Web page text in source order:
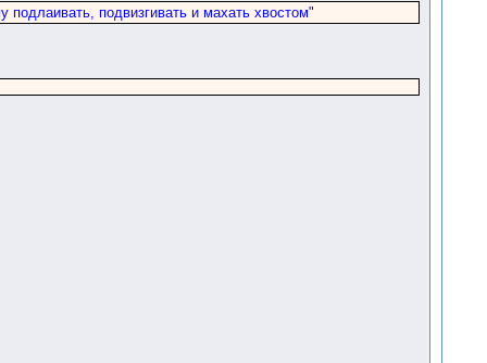
подлаивать, подвизгивать и махать хвостом"